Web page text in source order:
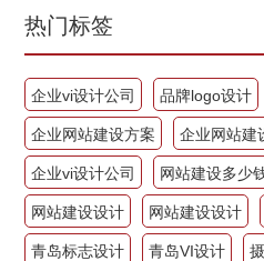
热门标签
企业vi设计公司 品牌logo设计
企业网站建设方案 企业网站建
企业vi设计公司 网站建设多少
网站建设设计 网站建设设计
青岛标志设计 青岛VI设计